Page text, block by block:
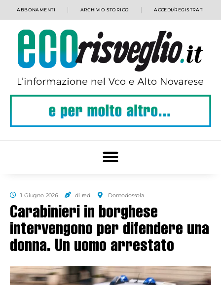
ABBONAMENTI ARCHIVIO STORICO ACCEDI/REGISTRATI
1 Giugno 2026 di red. Domodossola
Carabinieri in borghese
intervengono per difendere una
donna. Un uomo arrestato